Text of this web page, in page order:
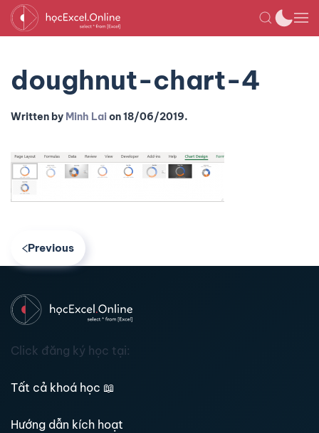
doughnut-chart-4
Written by Minh Laion18/06/2019.
Previous
Click đăng ký học tại:
Tất cả khoá học 📖
Hướng dẫn kích hoạt